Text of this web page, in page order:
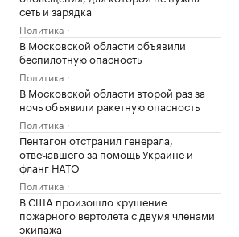
сеть и зарядка
Политика
В Московской области объявили
беспилотную опасность
Политика
В Московской области второй раз за
ночь объявили ракетную опасность
Политика
Пентагон отстранил генерала,
отвечавшего за помощь Украине и
фланг НАТО
Политика
В США произошло крушение
пожарного вертолета с двумя членами
экипажа